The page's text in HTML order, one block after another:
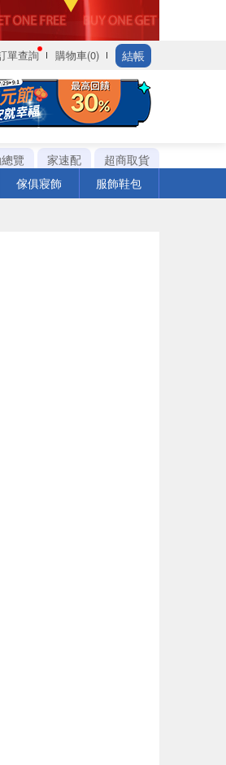
單查詢 購物車(0) 結帳
覽 家速配
超商取貨
傢俱寢飾 服飾鞋包